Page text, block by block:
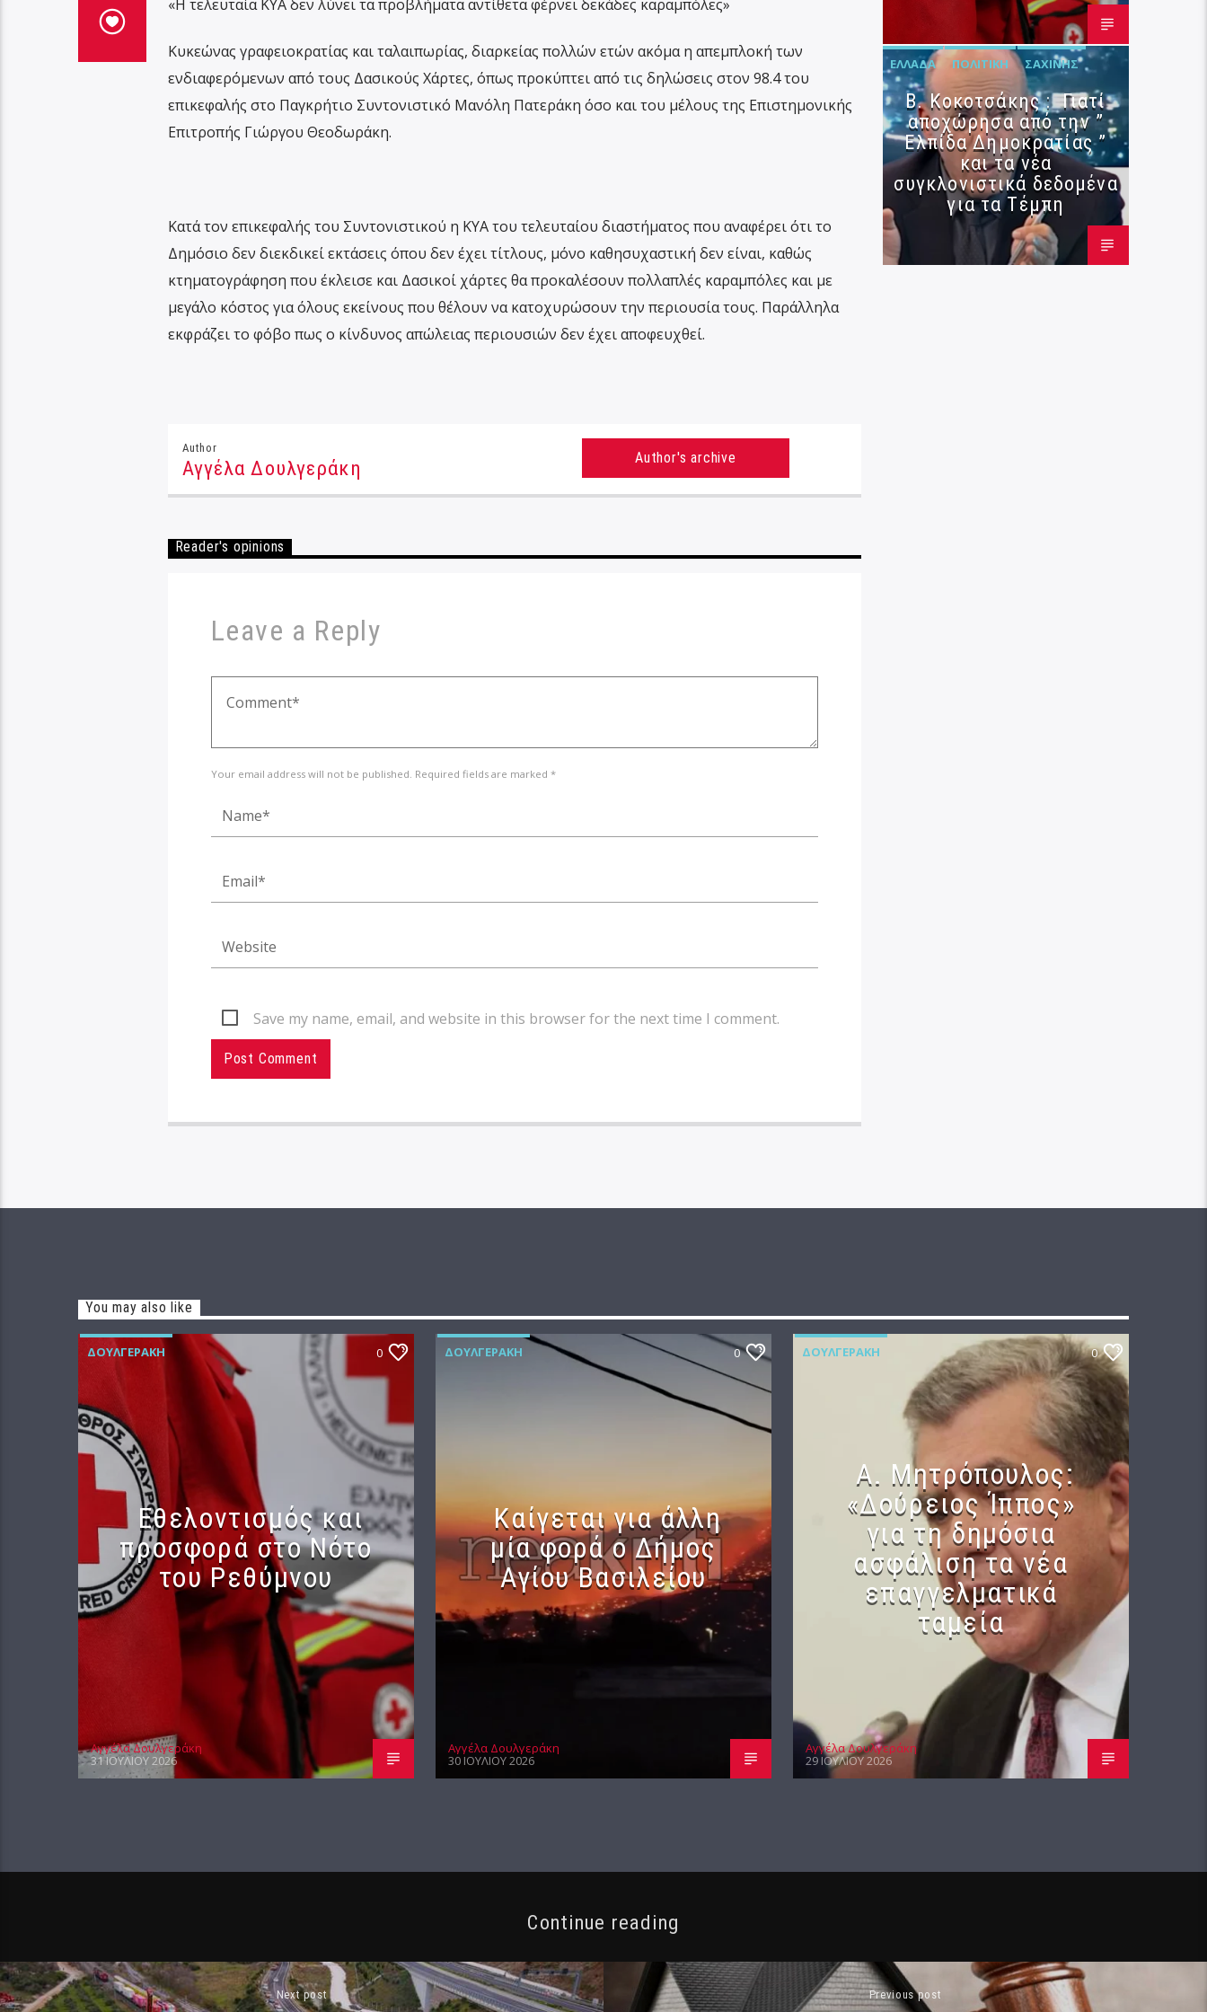
«Η τελευταία ΚΥΑ δεν λύνει τα προβλήματα αντίθετα φέρνει δεκάδες καραμπόλες»
Κυκεώνας γραφειοκρατίας και ταλαιπωρίας, διαρκείας πολλών ετών ακόμα η απεμπλοκή των
ενδιαφερόμενων από τους Δασικούς Χάρτες, όπως προκύπτει από τις δηλώσεις στον 98.4 του
επικεφαλής στο Παγκρήτιο Συντονιστικό Μανόλη Πατεράκη όσο και του μέλους της Επιστημονικής
Επιτροπής Γιώργου Θεοδωράκη.
Κατά τον επικεφαλής του Συντονιστικού η ΚΥΑ του τελευταίου διαστήματος που αναφέρει ότι το
Δημόσιο δεν διεκδικεί εκτάσεις όπου δεν έχει τίτλους, μόνο καθησυχαστική δεν είναι, καθώς
κτηματογράφηση που έκλεισε και Δασικοί χάρτες θα προκαλέσουν πολλαπλές καραμπόλες και με
μεγάλο κόστος για όλους εκείνους που θέλουν να κατοχυρώσουν την περιουσία τους. Παράλληλα
εκφράζει το φόβο πως ο κίνδυνος απώλειας περιουσιών δεν έχει αποφευχθεί.
Author
Αγγέλα Δουλγεράκη Author's archive
Reader's opinions
Leave a Reply
Your email address will not be published. Required fields are marked *
Save my name, email, and website in this browser for the next time I comment.
ΕΛΛΆΔΑ ΠΟΛΙΤΙΚΉ ΣΑΧΊΝΗΣ
Β. Κοκοτσάκης : Γιατί
αποχώρησα από την ”
Ελπίδα Δημοκρατίας ”
και τα νέα
συγκλονιστικά δεδομένα
για τα Τέμπη
You may also like
ΔΟΥΛΓΕΡΆΚΗ 0
Εθελοντισμός και
προσφορά στο Νότο
του Ρεθύμνου
Αγγέλα Δουλγεράκη
31 ΙΟΥΛΊΟΥ 2026
ΔΟΥΛΓΕΡΆΚΗ 0
Καίγεται για άλλη
μία φορά ο Δήμος
Αγίου Βασιλείου
Αγγέλα Δουλγεράκη
30 ΙΟΥΛΊΟΥ 2026
ΔΟΥΛΓΕΡΆΚΗ 0
Α. Μητρόπουλος:
«Δούρειος Ίππος»
για τη δημόσια
ασφάλιση τα νέα
επαγγελματικά
ταμεία
Αγγέλα Δουλγεράκη
29 ΙΟΥΛΊΟΥ 2026
Continue reading
Next post Previous post